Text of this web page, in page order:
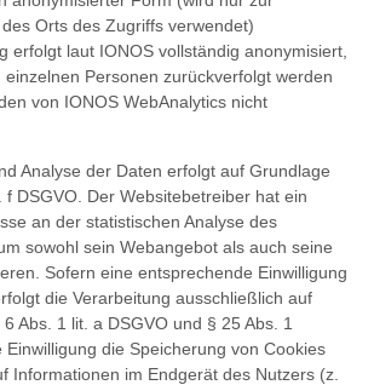
Orts des Zugriffs verwendet)
erfolgt laut IONOS vollständig anonymisiert,
Personen zurückverfolgt werden
von IONOS WebAnalytics nicht
Analyse der Daten erfolgt auf Grundlage
f DSGVO. Der Websitebetreiber hat ein
an der statistischen Analyse des
sowohl sein Webangebot als auch seine
Sofern eine entsprechende Einwilligung
die Verarbeitung ausschließlich auf
Abs. 1 lit. a DSGVO und § 25 Abs. 1
Einwilligung die Speicherung von Cookies
Informationen im Endgerät des Nutzers (z.